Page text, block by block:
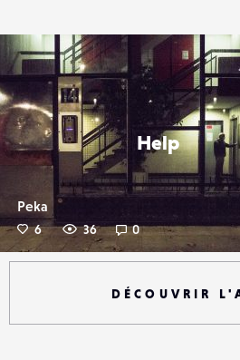
Help
Peka
6 36 0
DÉCOUVRIR